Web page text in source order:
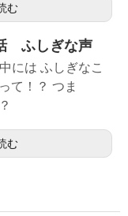
む
ふしぎな声
には ふしぎなこ
て！？ つま
む